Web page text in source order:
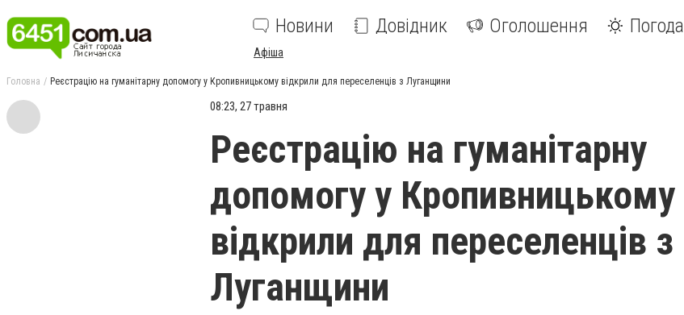
Новини Довідник Оголошення Погода
Афіша
Головна Реєстрацію на гуманітарну допомогу у Кропивницькому відкрили для переселенців з Луганщини
08:23, 27 травня
Реєстрацію на гуманітарну
допомогу у Кропивницькому
відкрили для переселенців з
Луганщини